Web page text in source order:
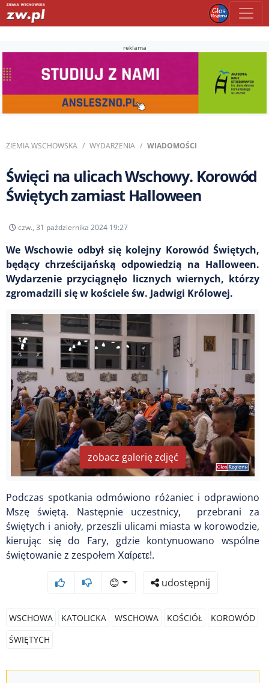
reklama
ZIEMIA WSCHOWSKA WYDARZENIA WIADOMOŚCI
Święci na ulicach Wschowy. Korowód
Świętych zamiast Halloween
czw., 31 października 2024 19:27
We Wschowie odbył się kolejny Korowód Świętych,
będący chrześcijańską odpowiedzią na Halloween.
Wydarzenie przyciągnęło licznych wiernych, którzy
zgromadzili się w kościele św. Jadwigi Królowej.
zobacz galerię zdjęć
Podczas spotkania odmówiono różaniec i odprawiono
Mszę świętą. Następnie uczestnicy, przebrani za
świętych i anioły, przeszli ulicami miasta w korowodzie,
kierując się do Fary, gdzie kontynuowano wspólne
świętowanie z zespołem Χαίρετε!.
😊 udostępnij
WSCHOWA KATOLICKA WSCHOWA KOŚCIÓŁ
KOROWÓD
ŚWIĘTYCH